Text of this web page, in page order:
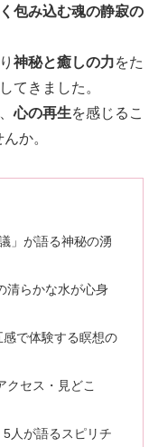
包み込む魂の静寂の
神秘と癒しの力をた
てきました。
心の再生を感じるこ
か。
」が語る神秘の湧
清らかな水が心身
感で体験する瞑想の
クセス・見どこ
5人が語るスピリチ